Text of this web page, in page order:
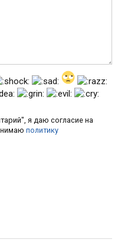
я даю согласие на
политику